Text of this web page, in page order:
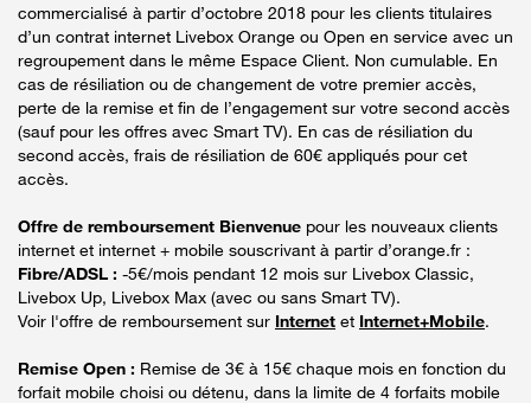
commercialisé à partir d’octobre 2018 pour les clients titulaires
d’un contrat internet Livebox Orange ou Open en service avec un
regroupement dans le même Espace Client. Non cumulable. En
cas de résiliation ou de changement de votre premier accès,
perte de la remise et fin de l’engagement sur votre second accès
(sauf pour les offres avec Smart TV). En cas de résiliation du
second accès, frais de résiliation de 60€ appliqués pour cet
accès.
Offre de remboursement Bienvenue pour les nouveaux clients
internet et internet + mobile souscrivant à partir d’orange.fr :
Fibre/ADSL : -5€/mois pendant 12 mois sur Livebox Classic,
Livebox Up, Livebox Max (avec ou sans Smart TV).
Voir l'offre de remboursement sur Internet et Internet+Mobile.
Remise Open : Remise de 3€ à 15€ chaque mois en fonction du
forfait mobile choisi ou détenu, dans la limite de 4 forfaits mobile